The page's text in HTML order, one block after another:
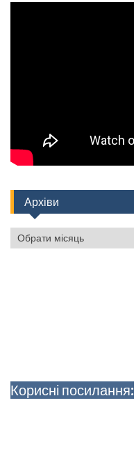
Архіви
Архіви
Корисні посилання: